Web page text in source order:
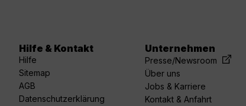
Hilfe & Kontakt
Hilfe
Sitemap
AGB
Datenschutzerklärung
Unternehmen
Presse/Newsroom
Über uns
Jobs & Karriere
Kontakt & Anfahrt
linkedin youtubespotify